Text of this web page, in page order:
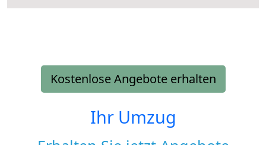
Kostenlose Angebote erhalten
Ihr Umzug